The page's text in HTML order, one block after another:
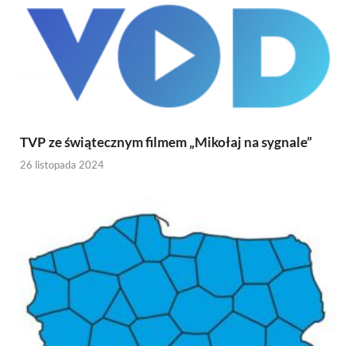
TVP ze świątecznym filmem „Mikołaj na sygnale”
26 listopada 2024